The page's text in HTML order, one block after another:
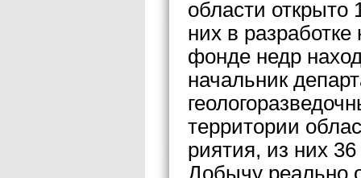
области открыто
них в
фонде недр
начальник
территории
риятия, из них
Добычу реально